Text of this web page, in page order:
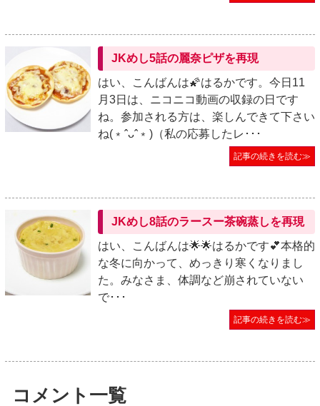
JKめし5話の麗奈ピザを再現
はい、こんばんは🌠はるかです。今日11
月3日は、ニコニコ動画の収録の日です
ね。参加される方は、楽しんできて下さい
ね(﹡ˆᴗˆ﹡)（私の応募したレ･･･
記事の続きを読む≫
JKめし8話のラースー茶碗蒸しを再現
はい、こんばんは🌟🌟はるかです💕本格的
な冬に向かって、めっきり寒くなりまし
た。みなさま、体調など崩されていない
で･･･
記事の続きを読む≫
コメント一覧